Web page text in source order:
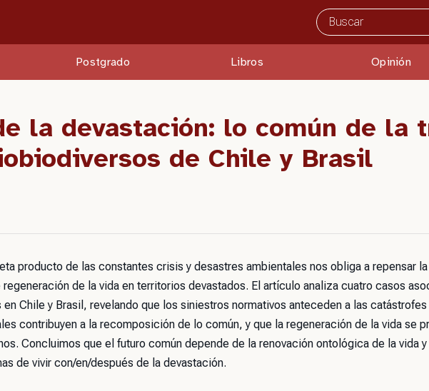
Postgrado Libros Opinión
la devastación: lo común de la
de Chile y Brasil
producto de las constantes crisis y desastres ambientales nos obliga a repensar
de la vida en territorios devastados. El artículo analiza cuatro casos
Chile y Brasil, revelando que los siniestros normativos anteceden a las
contribuyen a la recomposición de lo común, y que la regeneración de la vida se
Concluimos que el futuro común depende de la renovación ontológica de la vida
de vivir con/en/después de la devastación.